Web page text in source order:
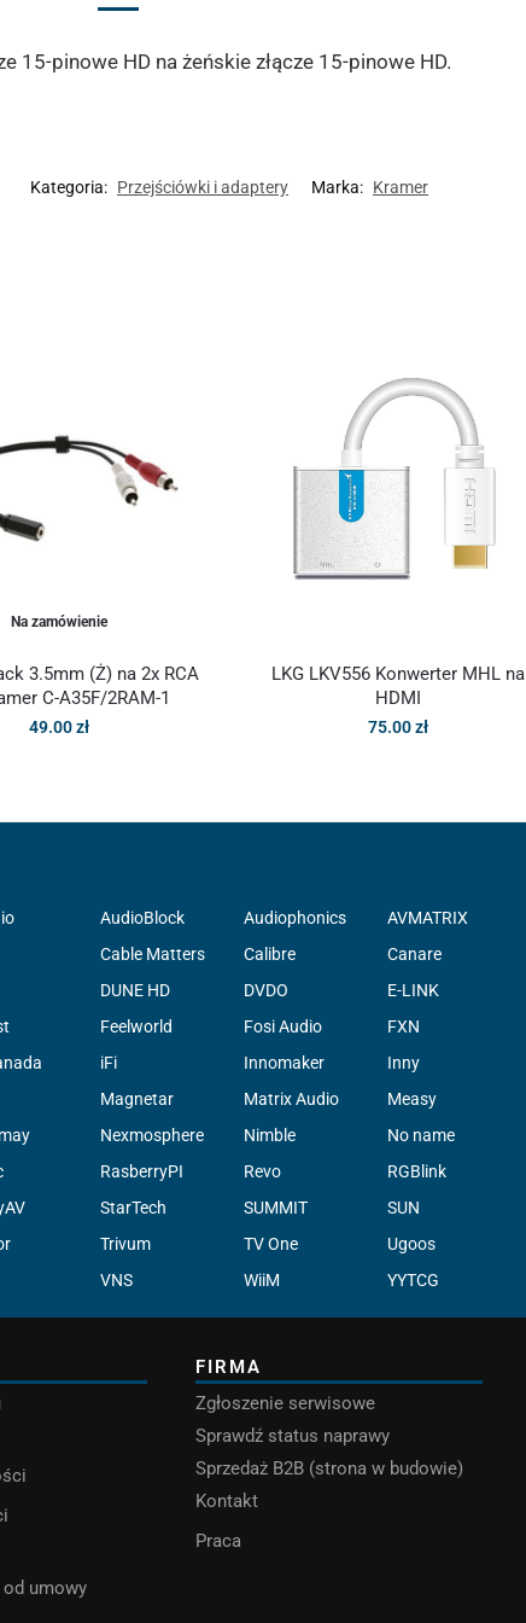
15-pinowe HD na żeńskie złącze 15-pinowe HD.
Kategoria: Przejściówki i adaptery Marka: Kramer
Na zamówienie
3.5mm (Ż) na 2x RCA
C-A35F/2RAM-1
49.00zł
LKG LKV556 Konwerter MHL na
HDMI
75.00zł
AudioBlock Audiophonics AVMATRIX
Cable Matters Calibre Canare
DUNE HD DVDO E-LINK
Feelworld Fosi Audio FXN
iFi Innomaker Inny
Magnetar Matrix Audio Measy
Nexmosphere Nimble No name
RasberryPI Revo RGBlink
StarTech SUMMIT SUN
Trivum TV One Ugoos
VNS WiiM YYTCG
umowy
FIRMA
Zgłoszenie serwisowe
Sprawdź status naprawy
Sprzedaż B2B (strona w budowie)
Kontakt
Praca